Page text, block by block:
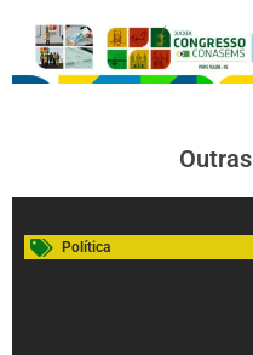
Política